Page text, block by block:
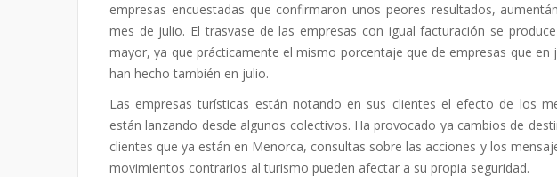
empresas encuestadas que confirmaron unos peores resultados,
mes de julio. El trasvase de las empresas con igual facturación se
mayor, ya que prácticamente el mismo porcentaje que de empresas que
han hecho también en julio.
Las empresas turísticas están notando en sus clientes el efecto de los
están lanzando desde algunos colectivos. Ha provocado ya cambios de
clientes que ya están en Menorca, consultas sobre las acciones y los
movimientos contrarios al turismo pueden afectar a su propia seguridad.